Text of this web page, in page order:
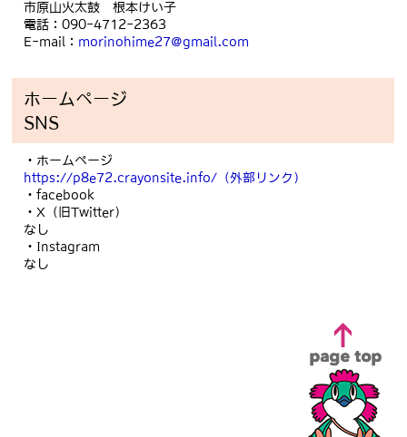
市原山火太鼓 根本けい子
電話：090-4712-2363
E-mail： morinohime27@gmail.com
ホームページ
SNS
・ホームページ
https://p8e72.crayonsite.info/ （外部リンク）
・facebook
・X（旧Twitter）
なし
・Instagram
なし